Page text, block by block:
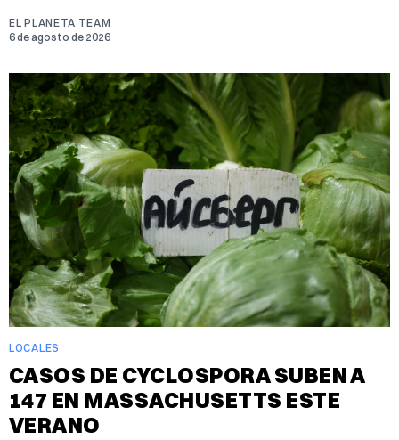
EL PLANETA TEAM
6 de agosto de 2026
LOCALES
CASOS DE CYCLOSPORA SUBEN A
147 EN MASSACHUSETTS ESTE
VERANO